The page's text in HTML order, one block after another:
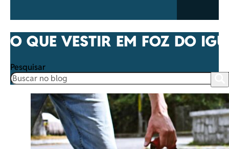
O QUE VESTIR EM FOZ DO
Pesquisar